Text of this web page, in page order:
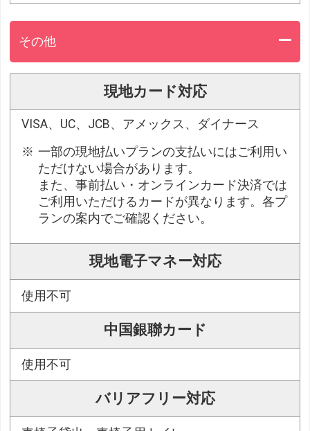
その他
現地カード対応
VISA、UC、JCB、アメックス、ダイナース
一部の現地払いプランの支払いにはご利用い
ただけない場合があります。
また、事前払い・オンラインカード決済では
ご利用いただけるカードが異なります。各プ
ランの案内でご確認ください。
現地電子マネー対応
使用不可
中国銀聯カード
使用不可
バリアフリー対応